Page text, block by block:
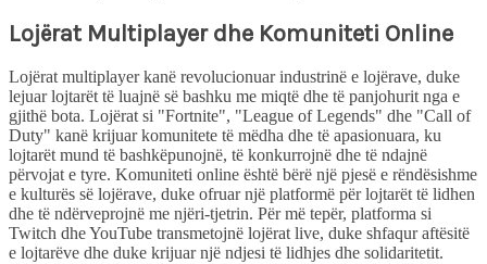
Lojërat Multiplayer dhe Komuniteti Online
Lojërat multiplayer kanë revolucionuar industrinë e lojërave, duke
lejuar lojtarët të luajnë së bashku me miqtë dhe të panjohurit nga e
gjithë bota. Lojërat si "Fortnite", "League of Legends" dhe "Call of
Duty" kanë krijuar komunitete të mëdha dhe të apasionuara, ku
lojtarët mund të bashkëpunojnë, të konkurrojnë dhe të ndajnë
përvojat e tyre. Komuniteti online është bërë një pjesë e rëndësishme
e kulturës së lojërave, duke ofruar një platformë për lojtarët të lidhen
dhe të ndërveprojnë me njëri-tjetrin. Për më tepër, platforma si
Twitch dhe YouTube transmetojnë lojërat live, duke shfaqur aftësitë
e lojtarëve dhe duke krijuar një ndjesi të lidhjes dhe solidaritetit.